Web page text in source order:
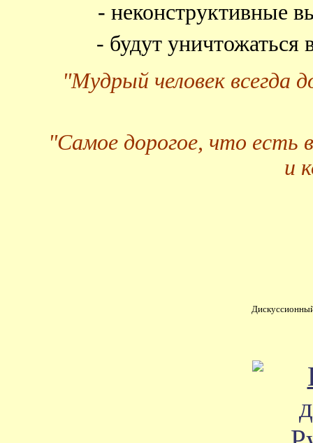
- неконструктивные
- будут
"Мудрый человек всегда
"Самое дорогое, что есть
и